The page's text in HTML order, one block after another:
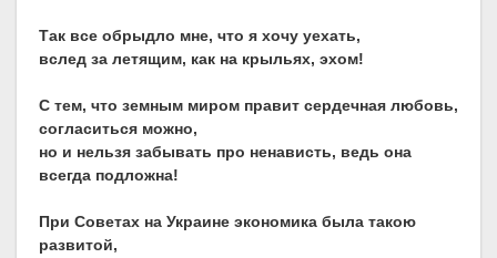
Так все обрыдло мне, что я хочу уехать,
вслед за летящим, как на крыльях, эхом!
С тем, что земным миром правит сердечная любовь,
согласиться можно,
но и нельзя забывать про ненависть, ведь она
всегда подложна!
При Советах на Украине экономика была такою
развитой,